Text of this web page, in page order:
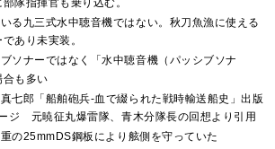
る九三式水中聴音機ではない。秋刀魚漁に使える
あり未実装。
ソナーではなく「水中聴音機（パッシブソナ
合も多い
七郎「船舶砲兵-血で綴られた戦時輸送船史」出版
元暁征丸爆雷隊、青木分隊長の回想より引用
の25mmDS鋼板により舷側を守っていた